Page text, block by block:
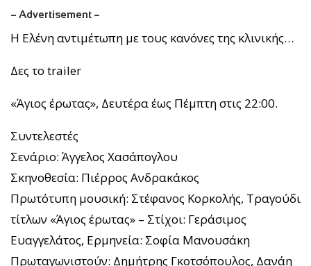
– Advertisement –
Η Ελένη αντιμέτωπη με τους κανόνες της κλινικής…
Δες το trailer
«Άγιος έρωτας», Δευτέρα έως Πέμπτη στις 22:00.
Συντελεστές
Σενάριο: Άγγελος Χασάπογλου
Σκηνοθεσία: Πιέρρος Ανδρακάκος
Πρωτότυπη μουσική: Στέφανος Κορκολής, Τραγούδι
τίτλων «Άγιος έρωτας» – Στίχοι: Γεράσιμος
Ευαγγελάτος, Ερμηνεία: Σοφία Μανουσάκη
Πρωταγωνιστούν: Δημήτρης Γκοτσόπουλος, Δανάη